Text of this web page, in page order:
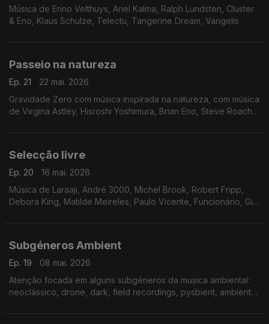
Música de Enno Velthuys, Ariel Kalma, Ralph Lundsten, Cluster
& Eno, Klaus Schulze, Telectu, Tangerine Dream, Vangelis
Passeio na natureza
Ep. 21
22 mai. 2026
Gravidade Zero com música inspirada na natureza, com música
de Virgina Astley, Hisroshi Yoshimura, Brian Eno, Steve Roach,
Selecção livre
Ep. 20
16 mai. 2026
Música de Laraaji, André 3000, Michel Brook, Robert Fripp,
Debora King, Matilde Meireles, Paulo Vicente, Funcionário, Gigi
Subgéneros Ambient
Ep. 19
08 mai. 2026
Atenção focada em alguns subgéneros da musica ambiental:
neoclássico, drone, dark, field recordings, pysbient, ambient